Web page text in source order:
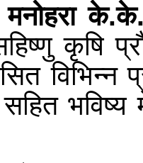
मनोहरा
कृषि
विभिन्न